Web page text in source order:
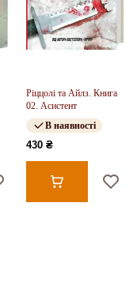
Ріццолі та Айлз. Книга
02. Асистент
В наявності
430 ₴